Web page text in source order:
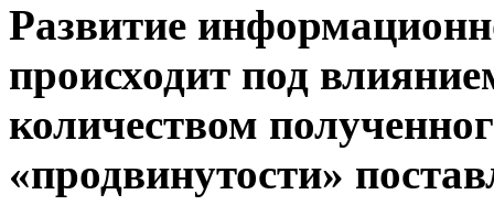
Развитие
происходит под
количеством
«продвинутости»